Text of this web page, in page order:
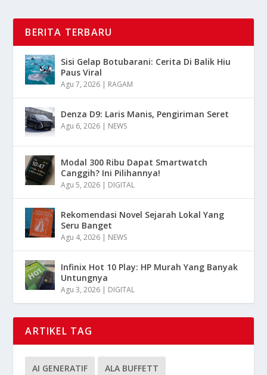
BERITA TERBARU
Sisi Gelap Botubarani: Cerita Di Balik Hiu
Paus Viral
Agu 7, 2026 | RAGAM
Denza D9: Laris Manis, Pengiriman Seret
Agu 6, 2026 | NEWS
Modal 300 Ribu Dapat Smartwatch
Canggih? Ini Pilihannya!
Agu 5, 2026 | DIGITAL
Rekomendasi Novel Sejarah Lokal Yang
Seru Banget
Agu 4, 2026 | NEWS
Infinix Hot 10 Play: HP Murah Yang Banyak
Untungnya
Agu 3, 2026 | DIGITAL
ARTIKEL TAG
AI GENERATIF ALA BUFFETT